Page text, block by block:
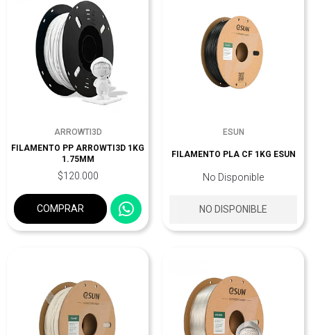
ARROWTI3D
FILAMENTO PP ARROWTI3D 1KG
1.75MM
$120.000
COMPRAR
ESUN
FILAMENTO PLA CF 1KG ESUN
No Disponible
NO DISPONIBLE